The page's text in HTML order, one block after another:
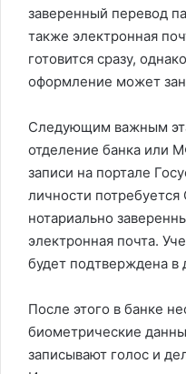
заверенный перевод
также электронная
готовится сразу,
оформление может
Следующим важным
отделение банка или
записи на портале
личности
нотариально
электронная почта.
будет подтверждена в
После этого в банке
биометрические
записывают голос и